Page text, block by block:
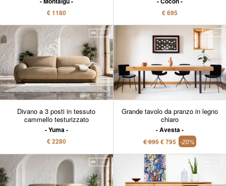
€ 1180
€ 695
Divano a 3 posti in tessuto
cammello testurizzato
Yuma
€ 2280
Grande tavolo da pranzo in legno
chiaro
Avesta
€ 995€ 795 -20%